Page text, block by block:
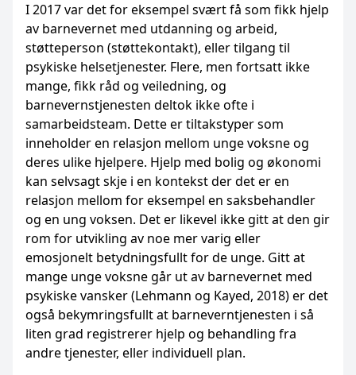
I 2017 var det for eksempel svært få som fikk hjelp
av barnevernet med utdanning og arbeid,
støtteperson (støttekontakt), eller tilgang til
psykiske helsetjenester. Flere, men fortsatt ikke
mange, fikk råd og veiledning, og
barnevernstjenesten deltok ikke ofte i
samarbeidsteam. Dette er tiltakstyper som
inneholder en relasjon mellom unge voksne og
deres ulike hjelpere. Hjelp med bolig og økonomi
kan selvsagt skje i en kontekst der det er en
relasjon mellom for eksempel en saksbehandler
og en ung voksen. Det er likevel ikke gitt at den gir
rom for utvikling av noe mer varig eller
emosjonelt betydningsfullt for de unge. Gitt at
mange unge voksne går ut av barnevernet med
psykiske vansker (Lehmann og Kayed, 2018) er det
også bekymringsfullt at barneverntjenesten i så
liten grad registrerer hjelp og behandling fra
andre tjenester, eller individuell plan.